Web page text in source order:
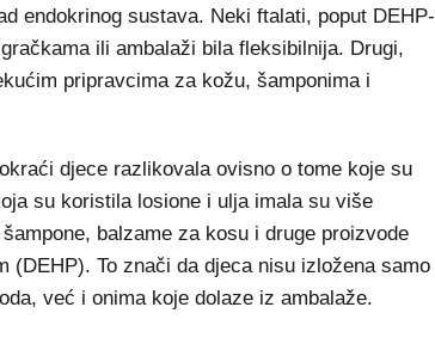
endokrinog sustava. Neki ftalati, poput DEHP-
ili ambalaži bila fleksibilnija. Drugi,
pripravcima za kožu, šamponima i
djece razlikovala ovisno o tome koje su
su koristila losione i ulja imala su više
balzame za kosu i druge proizvode
(DEHP). To znači da djeca nisu izložena samo
već i onima koje dolaze iz ambalaže.